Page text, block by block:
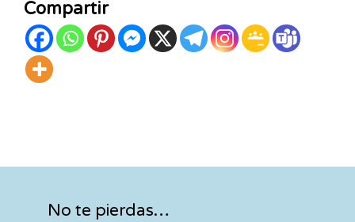
Compartir
No te pierdas…